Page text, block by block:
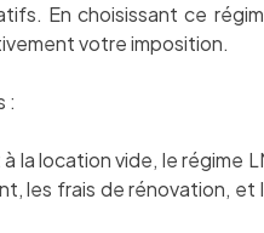
En choisissant ce
votre imposition.
:
la location vide, le régime
les frais de rénovation, et